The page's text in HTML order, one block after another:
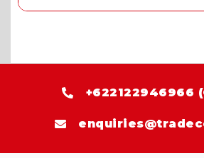
+622122946966